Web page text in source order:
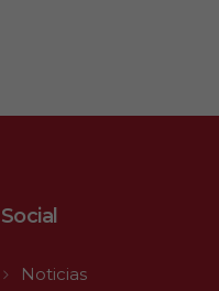
Social
Noticias